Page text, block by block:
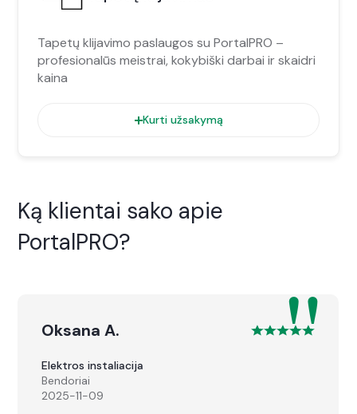
Tapetų klijavimo paslaugos su PortalPRO –
profesionalūs meistrai, kokybiški darbai ir skaidri
kaina
Kurti užsakymą
Ką klientai sako apie
PortalPRO?
"
Oksana A.
Elektros instaliacija
Bendoriai
2025-11-09